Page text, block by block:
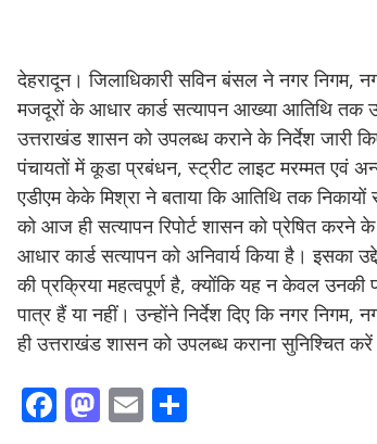
देहरादून। जिलाधिकारी सविन बंसल ने नगर निगम,
मजदूरों के आधार कार्ड सत्यापन आख्या आतिथि तक
उत्तराखंड शासन को उपलब्ध कराने के निर्देश जारी
पंचायतों में कूडा प्रबंधन, स्ट्रीट लाइट मरम्मत एवं
एडीएम केके मिश्रा ने बताया कि आतिथि तक निकायों
को आज ही सत्यापन रिपोर्ट शासन को प्रेषित करने के
आधार कार्ड सत्यापन को अनिवार्य किया है। इसका
की प्रक्रिया महत्वपूर्ण है, क्योंकि यह न केवल
पात्र हैं या नहीं। उन्होंने निर्देश दिए कि नगर
ही उत्तराखंड शासन को उपलब्ध कराना सुनिश्चित
F M E